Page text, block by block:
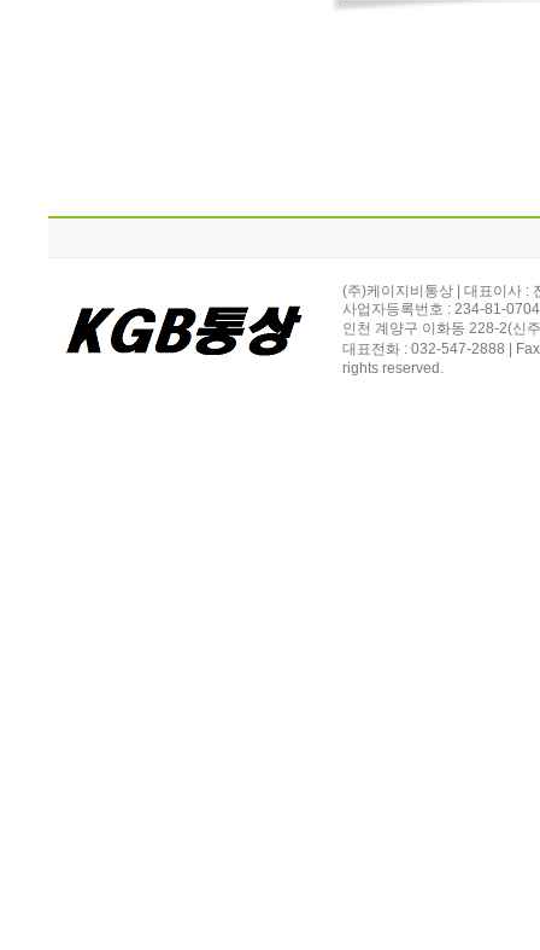
(주)케이지비통상 | 대표이사 :
사업자등록번호 : 234-81-
인천 계양구 이화동 228-2(신
대표전화 : 032-547-2888 |
rights reserved.